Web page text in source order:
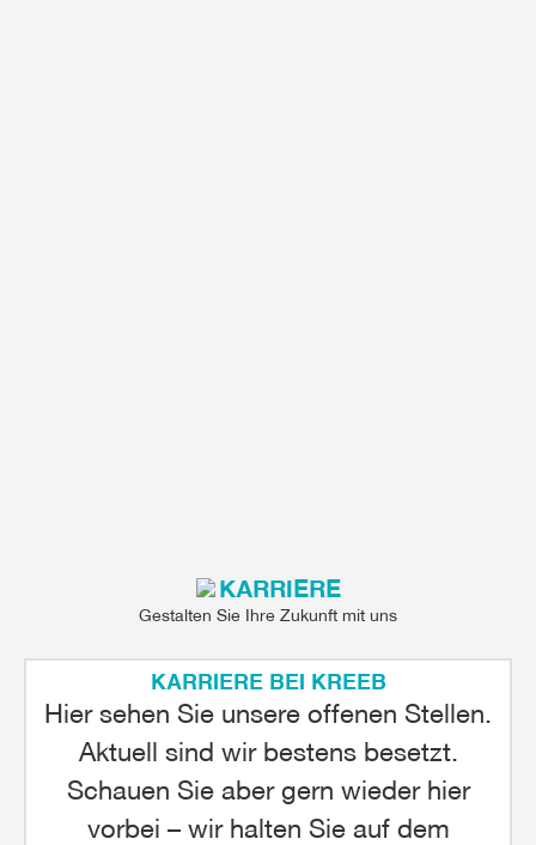
KARRIERE
Gestalten Sie Ihre Zukunft mit uns
KARRIERE BEI KREEB
Hier sehen Sie unsere offenen Stellen.
Aktuell sind wir bestens besetzt.
Schauen Sie aber gern wieder hier
vorbei – wir halten Sie auf dem